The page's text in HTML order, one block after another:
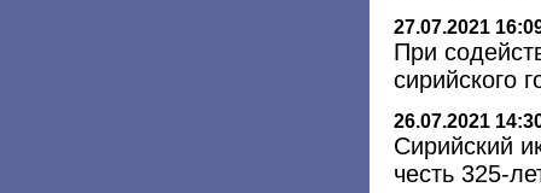
27.07.2021
При
сирийского
26.07.2021
Сирийский
честь 325-